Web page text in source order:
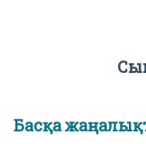
Басқа